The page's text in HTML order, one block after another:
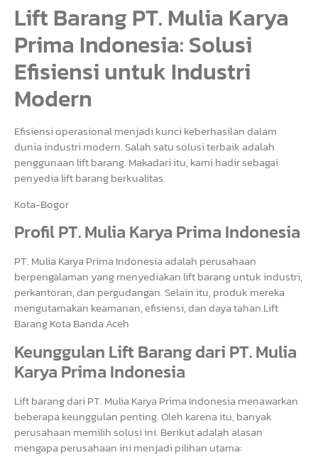
Lift Barang PT. Mulia Karya
Prima Indonesia: Solusi
Efisiensi untuk Industri
Modern
Efisiensi operasional menjadi kunci keberhasilan dalam
dunia industri modern. Salah satu solusi terbaik adalah
penggunaan lift barang. Makadari itu, kami hadir sebagai
penyedia lift barang berkualitas.
Kota-Bogor
Profil PT. Mulia Karya Prima Indonesia
PT. Mulia Karya Prima Indonesia adalah perusahaan
berpengalaman yang menyediakan lift barang untuk industri,
perkantoran, dan pergudangan. Selain itu, produk mereka
mengutamakan keamanan, efisiensi, dan daya tahan.Lift
Barang Kota Banda Aceh
Keunggulan Lift Barang dari PT. Mulia
Karya Prima Indonesia
Lift barang dari PT. Mulia Karya Prima Indonesia menawarkan
beberapa keunggulan penting. Oleh karena itu, banyak
perusahaan memilih solusi ini. Berikut adalah alasan
mengapa perusahaan ini menjadi pilihan utama: